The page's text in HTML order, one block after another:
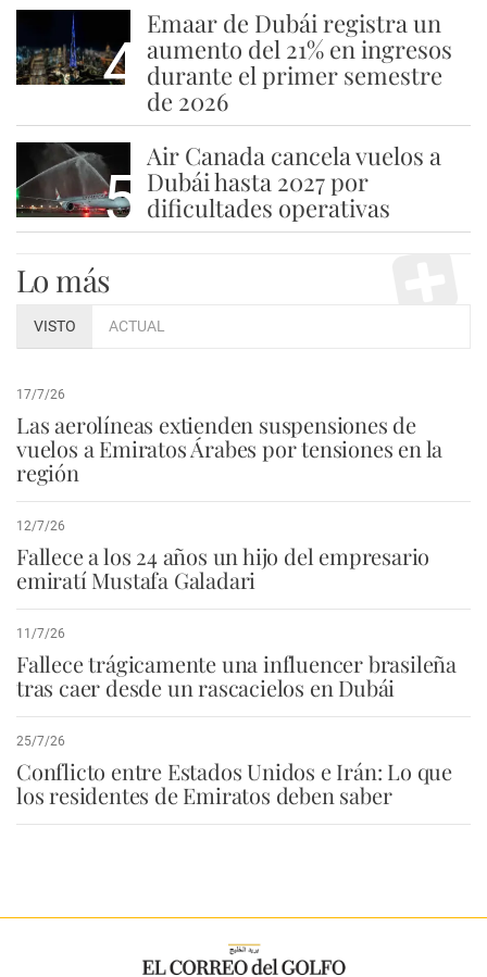
4
Emaar de Dubái registra un
aumento del 21% en ingresos
durante el primer semestre
de 2026
5
Air Canada cancela vuelos a
Dubái hasta 2027 por
dificultades operativas
Lo más
VISTO ACTUAL
17/7/26
Las aerolíneas extienden suspensiones de
vuelos a Emiratos Árabes por tensiones en la
región
12/7/26
Fallece a los 24 años un hijo del empresario
emiratí Mustafa Galadari
11/7/26
Fallece trágicamente una influencer brasileña
tras caer desde un rascacielos en Dubái
25/7/26
Conflicto entre Estados Unidos e Irán: Lo que
los residentes de Emiratos deben saber